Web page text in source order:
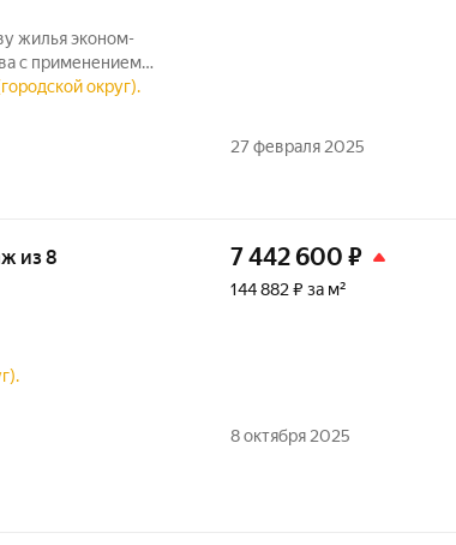
жилья эконом-
с применением
самая большая
округ).
27 февраля 2025
из 8 7 442 600 ₽
144 882 ₽ за м²
8 октября 2025